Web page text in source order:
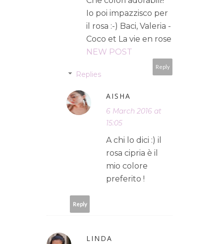
Io poi impazzisco per
il rosa :-) Baci, Valeria -
Coco et La vie en rose
NEW POST
Reply
Replies
AISHA
6 March 2016 at
15:05
A chi lo dici :) il
rosa cipria è il
mio colore
preferito !
Reply
LINDA